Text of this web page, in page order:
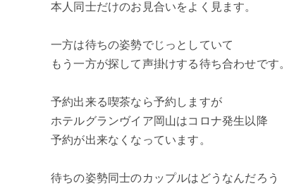
本人同士だけのお見合いをよく見ます。
一方は待ちの姿勢でじっとしていて
もう一方が探して声掛けする待ち合わせです。
予約出来る喫茶なら予約しますが
ホテルグランヴイア岡山はコロナ発生以降
予約が出来なくなっています。
待ちの姿勢同士のカップルはどうなんだろう